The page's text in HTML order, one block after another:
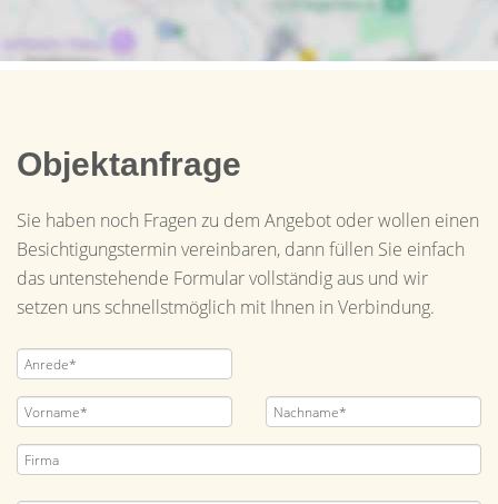
Objektanfrage
Sie haben noch Fragen zu dem Angebot oder wollen einen
Besichtigungstermin vereinbaren, dann füllen Sie einfach
das untenstehende Formular vollständig aus und wir
setzen uns schnellstmöglich mit Ihnen in Verbindung.